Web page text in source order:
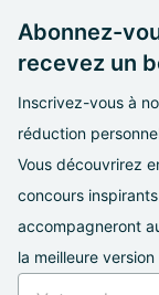
Abonnez-
recevez un
Inscrivez-vous à
réduction
Vous découvrirez
concours
accompagneront
la meilleure